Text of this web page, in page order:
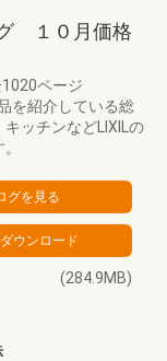
１０月価格
ページ
を紹介している総
ッチンなどLIXILの
(284.9MB)